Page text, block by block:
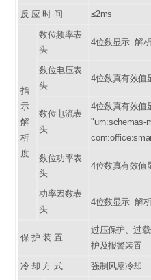
反 应 时 间 ≤2ms
指
示
解
析
度
数位频率表
头
4位数显示 解
数位电压表
头
4位数真有效值
数位电流表
头
4位数真有效值
"urn:schemas-
数位功率表
头
4位数真有效值
功率因数表
头
4位数显示 解
保 护 装 置
过压保护、过
护及报警装置
冷 却 方 式 强制风扇冷却